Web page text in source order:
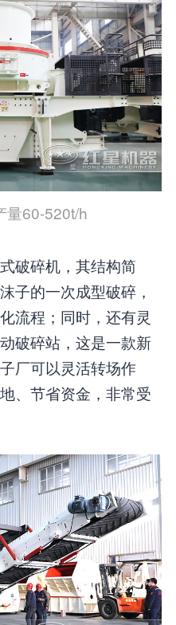
量60-520t/h
破碎机，其结构简
子的一次成型破碎，
流程；同时，还有灵
破碎站，这是一款新
厂可以灵活转场作
、节省资金，非常受